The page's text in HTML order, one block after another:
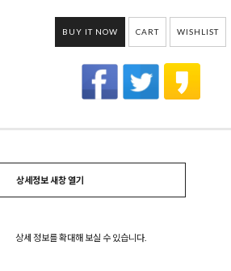
BUY IT NOW CART WISHLIST
상세정보 새창 열기
상세 정보를 확대해 보실 수 있습니다.